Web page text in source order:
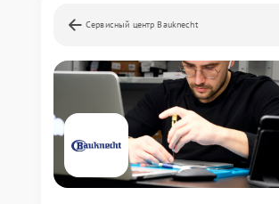
Сервисный центр Bauknecht